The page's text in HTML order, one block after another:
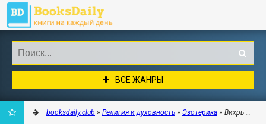
ВСЕ ЖАНРЫ
booksdaily.club » Религия и духовность » Эзотерика » Вихрь